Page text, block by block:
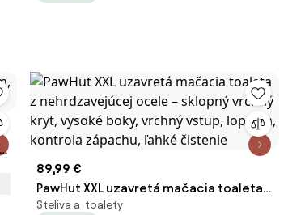
89,99 €
PawHut XXL uzavretá mačacia toaleta z
nehrdzavejúcej ocele – sklopný vrchný
Steliva a toalety